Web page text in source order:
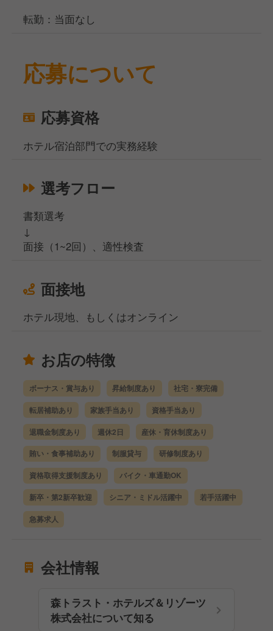
転勤：当面なし
応募について
応募資格
ホテル宿泊部門での実務経験
選考フロー
書類選考
↓
面接（1~2回）、適性検査
面接地
ホテル現地、もしくはオンライン
お店の特徴
ボーナス・賞与あり 昇給制度あり 社宅・寮完備
転居補助あり 家族手当あり 資格手当あり
退職金制度あり 週休2日 産休・育休制度あり
賄い・食事補助あり 制服貸与 研修制度あり
資格取得支援制度あり バイク・車通勤OK
新卒・第2新卒歓迎 シニア・ミドル活躍中 若手活躍中
急募求人
会社情報
森トラスト・ホテルズ＆リゾーツ
株式会社について知る